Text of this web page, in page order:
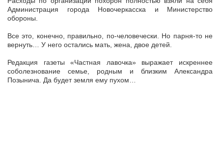
Администрация города Новочеркасска и Министерство
обороны.
Все это, конечно, правильно, по-человечески. Но парня-то не
вернуть… У него остались мать, жена, двое детей.
Редакция газеты «Частная лавочка» выражает искреннее
соболезнование семье, родным и близким Александра
Позынича. Да будет земля ему пухом…